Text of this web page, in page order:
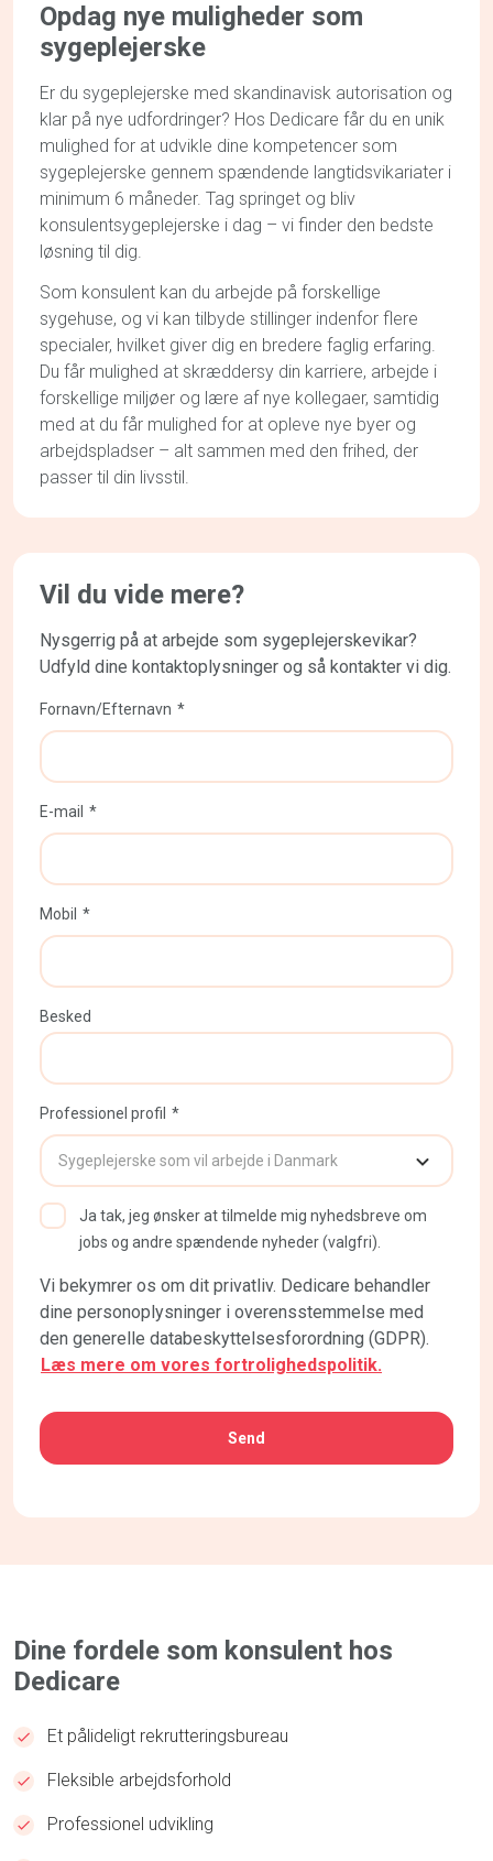
Opdag nye muligheder som
sygeplejerske
Er du sygeplejerske med skandinavisk autorisation og
klar på nye udfordringer? Hos Dedicare får du en unik
mulighed for at udvikle dine kompetencer som
sygeplejerske gennem spændende langtidsvikariater i
minimum 6 måneder. Tag springet og bliv
konsulentsygeplejerske i dag – vi finder den bedste
løsning til dig.
Som konsulent kan du arbejde på forskellige
sygehuse, og vi kan tilbyde stillinger indenfor flere
specialer, hvilket giver dig en bredere faglig erfaring.
Du får mulighed at skræddersy din karriere, arbejde i
forskellige miljøer og lære af nye kollegaer, samtidig
med at du får mulighed for at opleve nye byer og
arbejdspladser – alt sammen med den frihed, der
passer til din livsstil.
Vil du vide mere?
Nysgerrig på at arbejde som sygeplejerskevikar?
Udfyld dine kontaktoplysninger og så kontakter vi dig.
Fornavn/Efternavn
E-mail
Mobil
Besked
Professionel profil
Ja tak, jeg ønsker at tilmelde mig nyhedsbreve om
jobs og andre spændende nyheder (valgfri).
Vi bekymrer os om dit privatliv. Dedicare behandler
dine personoplysninger i overensstemmelse med
den generelle databeskyttelsesforordning (GDPR).
Læs mere om vores fortrolighedspolitik.
CAPTCHA
Dine fordele som konsulent hos
Dedicare
Et pålideligt rekrutteringsbureau
Fleksible arbejdsforhold
Professionel udvikling